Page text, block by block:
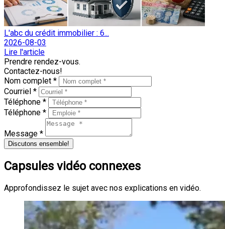
L'abc du crédit immobilier : 6...
2026-08-03
Lire l'article
Prendre rendez-vous.
Contactez-nous!
Nom complet *
Courriel *
Téléphone *
Téléphone *
Message *
Discutons ensemble!
Capsules vidéo connexes
Approfondissez le sujet avec nos explications en vidéo.